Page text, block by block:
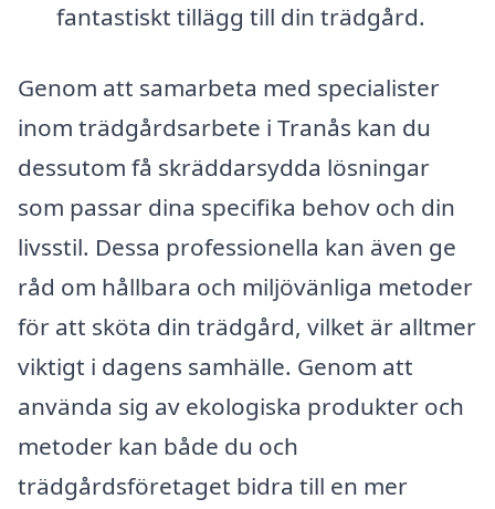
fantastiskt tillägg till din trädgård.
Genom att samarbeta med specialister
inom trädgårdsarbete i Tranås kan du
dessutom få skräddarsydda lösningar
som passar dina specifika behov och din
livsstil. Dessa professionella kan även ge
råd om hållbara och miljövänliga metoder
för att sköta din trädgård, vilket är alltmer
viktigt i dagens samhälle. Genom att
använda sig av ekologiska produkter och
metoder kan både du och
trädgårdsföretaget bidra till en mer